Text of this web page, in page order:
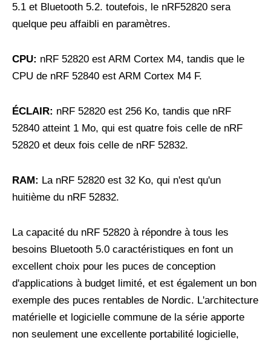
5.1 et Bluetooth 5.2. toutefois, le nRF52820 sera
quelque peu affaibli en paramètres.
CPU: nRF 52820 est ARM Cortex M4, tandis que le
CPU de nRF 52840 est ARM Cortex M4 F.
ÉCLAIR: nRF 52820 est 256 Ko, tandis que nRF
52840 atteint 1 Mo, qui est quatre fois celle de nRF
52820 et deux fois celle de nRF 52832.
RAM: La nRF 52820 est 32 Ko, qui n'est qu'un
huitième du nRF 52832.
La capacité du nRF 52820 à répondre à tous les
besoins Bluetooth 5.0 caractéristiques en font un
excellent choix pour les puces de conception
d'applications à budget limité, et est également un bon
exemple des puces rentables de Nordic. L'architecture
matérielle et logicielle commune de la série apporte
non seulement une excellente portabilité logicielle,